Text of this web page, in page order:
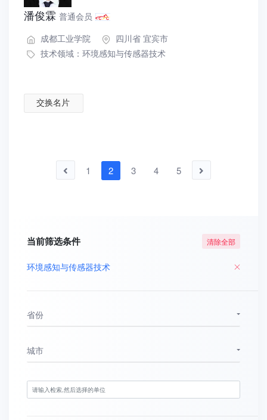
潘俊霖 普通会员
成都工业学院
四川省 宜宾市
技术领域： 环境感知与传感器技术
交换名片
1 2 3 4 5
当前筛选条件 清除全部
环境感知与传感器技术
省份
城市